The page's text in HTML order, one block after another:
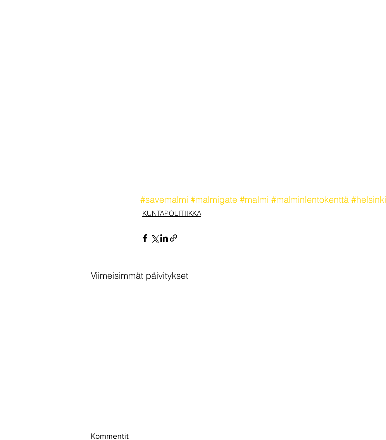
#savemalmi #malmigate #malmi #malminlentokenttä #helsinki
KUNTAPOLITIIKKA
Viimeisimmät päivitykset
Kommentit